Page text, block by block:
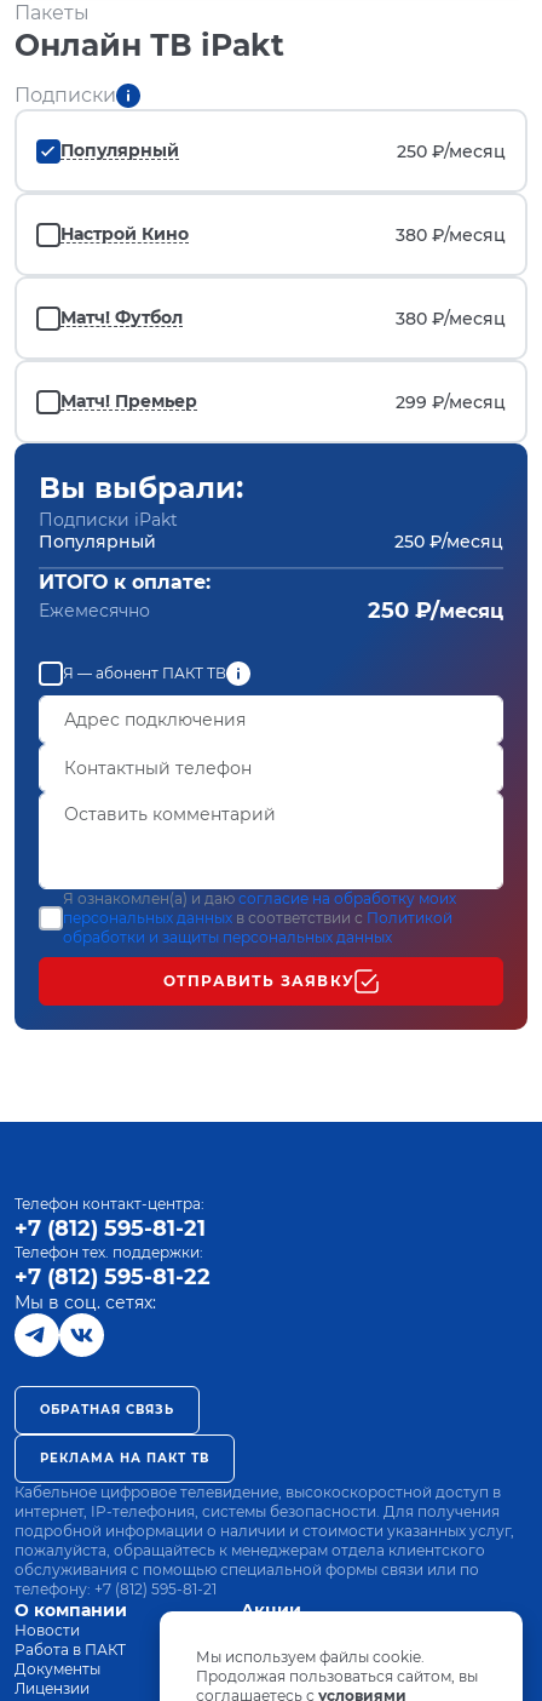
Пакеты
Онлайн ТВ iPakt
Подписки
Популярный 250 ₽/месяц
Настрой Кино 380 ₽/месяц
Матч! Футбол 380 ₽/месяц
Матч! Премьер 299 ₽/месяц
Вы выбрали:
Подписки iPakt
Популярный
250 ₽/месяц
ИТОГО к оплате:
Ежемесячно 250 ₽/месяц
Я — абонент ПАКТ ТВ
Я ознакомлен(а) и даю согласие на обработку моих
персональных данных в соответствии с Политикой
обработки и защиты персональных данных
ОТПРАВИТЬ ЗАЯВКУ
О компании
Новости
Работа в ПАКТ
Документы
Лицензии
Акции
Оплата
Оборудование
Телефон контакт-центра:
+7 (812) 595-81-21
Телефон тех. поддержки:
+7 (812) 595-81-22
Мы в соц. сетях:
ОБРАТНАЯ СВЯЗЬ
РЕКЛАМА НА ПАКТ ТВ
Кабельное цифровое телевидение, высокоскоростной доступ в
интернет, IP-телефония, системы безопасности. Для получения
подробной информации о наличии и стоимости указанных услуг,
пожалуйста, обращайтесь к менеджерам отдела клиентского
обслуживания с помощью специальной формы связи или по
телефону: +7 (812) 595-81-21
Мы используем файлы cookie.
Продолжая пользоваться сайтом, вы
соглашаетесь с условиями